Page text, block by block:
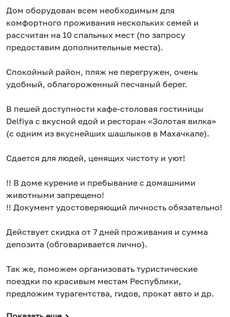
Дом оборудован всем необходимым для
комфортного проживания нескольких семей и
рассчитан на 10 спальных мест (по запросу
предоставим дополнительные места).
Спокойный район, пляж не перегружен, очень
удобный, облагороженный песчаный берег.
В пешей доступности кафе-столовая гостиницы
Dеlfiyа с вкусной едой и ресторан «Золотая вилка»
(с одним из вкуснейших шашлыков в Махачкале).
Сдается для людей, ценящих чистоту и уют!
!! В доме курение и пребывание с домашними
животными запрещено!
!! Документ удостоверяющий личность обязательно!
Действует скидка от 7 дней проживания и сумма
депозита (обговаривается лично).
Так же, поможем организовать туристические
поездки по красивым местам Республики,
предложим турагентства, гидов, прокат авто и др.